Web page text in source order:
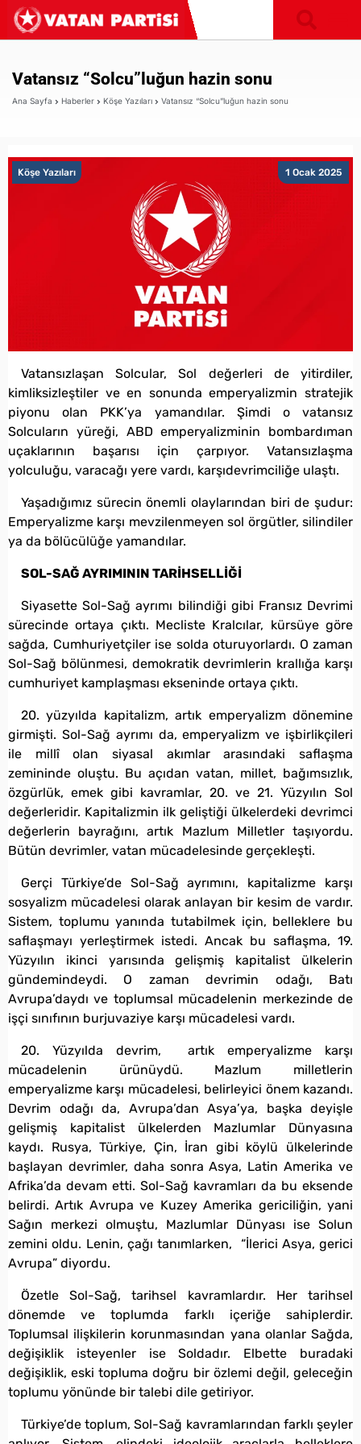
Vatansız “Solcu”luğun hazin sonu
Ana Sayfa Haberler Köşe Yazıları Vatansız “Solcu”luğun hazin sonu
1 Ocak 2025
Köşe Yazıları
Vatansızlaşan Solcular, Sol değerleri de yitirdiler,
kimliksizleştiler ve en sonunda emperyalizmin stratejik
piyonu olan PKK’ya yamandılar. Şimdi o vatansız
Solcuların yüreği, ABD emperyalizminin bombardıman
uçaklarının başarısı için çarpıyor. Vatansızlaşma
yolculuğu, varacağı yere vardı, karşıdevrimciliğe ulaştı.
Yaşadığımız sürecin önemli olaylarından biri de şudur:
Emperyalizme karşı mevzilenmeyen sol örgütler, silindiler
ya da bölücülüğe yamandılar.
SOL-SAĞ AYRIMININ TARİHSELLİĞİ
Siyasette Sol-Sağ ayrımı bilindiği gibi Fransız Devrimi
sürecinde ortaya çıktı. Mecliste Kralcılar, kürsüye göre
sağda, Cumhuriyetçiler ise solda oturuyorlardı. O zaman
Sol-Sağ bölünmesi, demokratik devrimlerin krallığa karşı
cumhuriyet kamplaşması ekseninde ortaya çıktı.
20. yüzyılda kapitalizm, artık emperyalizm dönemine
girmişti. Sol-Sağ ayrımı da, emperyalizm ve işbirlikçileri
ile millî olan siyasal akımlar arasındaki saflaşma
zemininde oluştu. Bu açıdan vatan, millet, bağımsızlık,
özgürlük, emek gibi kavramlar, 20. ve 21. Yüzyılın Sol
değerleridir. Kapitalizmin ilk geliştiği ülkelerdeki devrimci
değerlerin bayrağını, artık Mazlum Milletler taşıyordu.
Bütün devrimler, vatan mücadelesinde gerçekleşti.
Gerçi Türkiye’de Sol-Sağ ayrımını, kapitalizme karşı
sosyalizm mücadelesi olarak anlayan bir kesim de vardır.
Sistem, toplumu yanında tutabilmek için, belleklere bu
saflaşmayı yerleştirmek istedi. Ancak bu saflaşma, 19.
Yüzyılın ikinci yarısında gelişmiş kapitalist ülkelerin
gündemindeydi. O zaman devrimin odağı, Batı
Avrupa’daydı ve toplumsal mücadelenin merkezinde de
işçi sınıfının burjuvaziye karşı mücadelesi vardı.
20. Yüzyılda devrim, artık emperyalizme karşı
mücadelenin ürünüydü. Mazlum milletlerin
emperyalizme karşı mücadelesi, belirleyici önem kazandı.
Devrim odağı da, Avrupa’dan Asya’ya, başka deyişle
gelişmiş kapitalist ülkelerden Mazlumlar Dünyasına
kaydı. Rusya, Türkiye, Çin, İran gibi köylü ülkelerinde
başlayan devrimler, daha sonra Asya, Latin Amerika ve
Afrika’da devam etti. Sol-Sağ kavramları da bu eksende
belirdi. Artık Avrupa ve Kuzey Amerika gericiliğin, yani
Sağın merkezi olmuştu, Mazlumlar Dünyası ise Solun
zemini oldu. Lenin, çağı tanımlarken, “İlerici Asya, gerici
Avrupa” diyordu.
Özetle Sol-Sağ, tarihsel kavramlardır. Her tarihsel
dönemde ve toplumda farklı içeriğe sahiplerdir.
Toplumsal ilişkilerin korunmasından yana olanlar Sağda,
değişiklik isteyenler ise Soldadır. Elbette buradaki
değişiklik, eski topluma doğru bir özlemi değil, geleceğin
toplumu yönünde bir talebi dile getiriyor.
Türkiye’de toplum, Sol-Sağ kavramlarından farklı şeyler